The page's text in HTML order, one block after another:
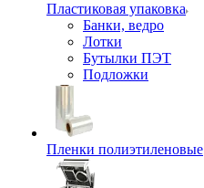
Пластиковая упаковка
Банки, ведро
Лотки
Бутылки ПЭТ
Подложки
Пленки полиэтиленовые